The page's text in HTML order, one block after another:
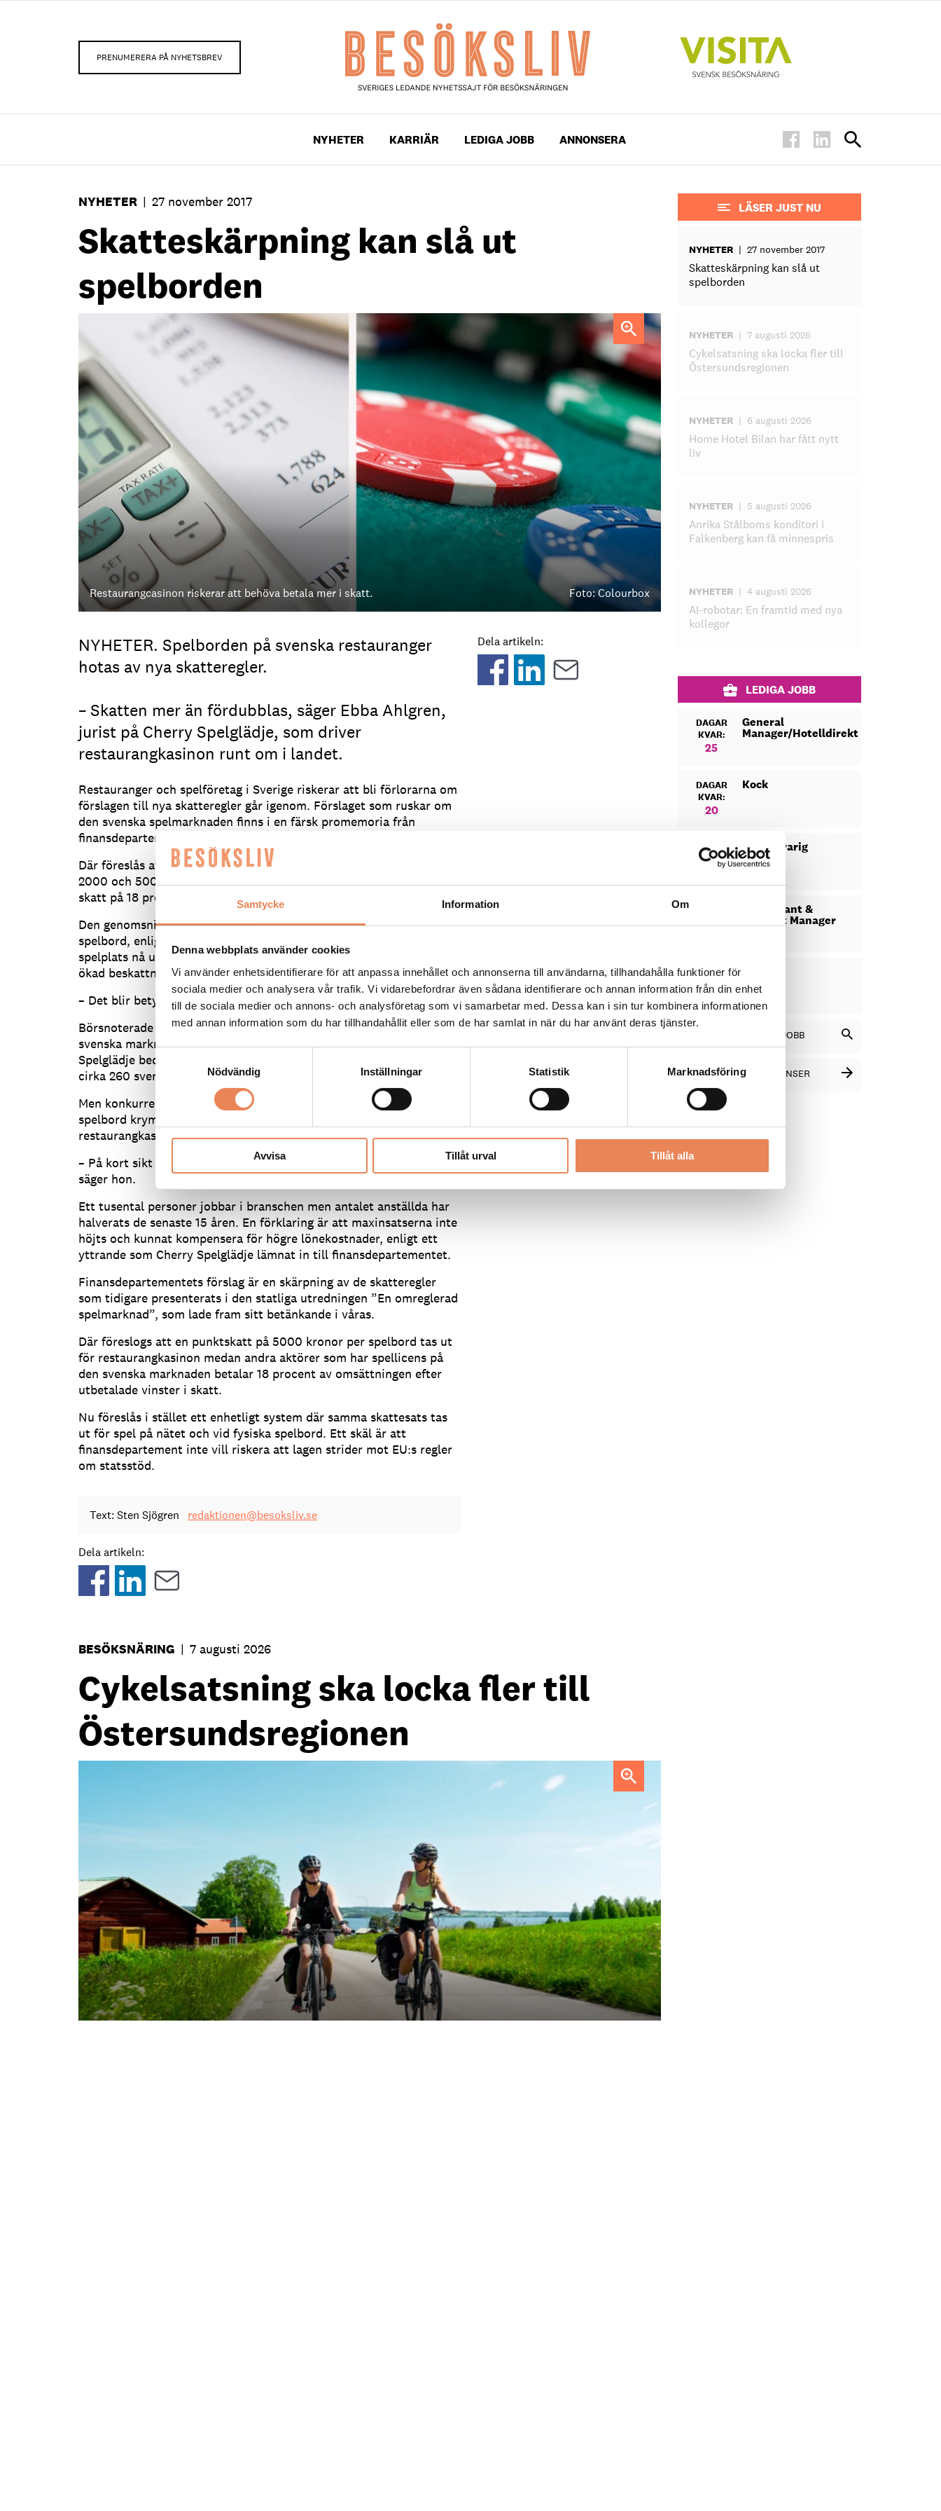
Samtycke Information Om
Denna webbplats använder cookies
Vi använder enhetsidentifierare för att anpassa innehållet och annonserna till användarna, tillhandahålla funktioner för
sociala medier och analysera vår trafik. Vi vidarebefordrar även sådana identifierare och annan information från din enhet
till de sociala medier och annons- och analysföretag som vi samarbetar med. Dessa kan i sin tur kombinera informationen
med annan information som du har tillhandahållit eller som de har samlat in när du har använt deras tjänster.
Nödvändig
Inställningar Statistik Marknadsföring
Avvisa Tillåt urval Tillåt alla
PRENUMERERA PÅ NYHETSBREV
NYHETER KARRIÄR LEDIGA JOBB ANNONSERA
NYHETER | 27 november 2017
Skatteskärpning kan slå ut
spelborden
Restaurangcasinon riskerar att behöva betala mer i skatt. Foto: Colourbox
NYHETER. Spelborden på svenska restauranger
hotas av nya skatteregler.
– Skatten mer än fördubblas, säger Ebba Ahlgren,
jurist på Cherry Spelglädje, som driver
restaurangkasinon runt om i landet.
Restauranger och spelföretag i Sverige riskerar att bli förlorarna om
förslagen till nya skatteregler går igenom. Förslaget som ruskar om
den svenska spelmarknaden finns i en färsk promemoria från
finansdepartementet.
Där föreslås att punktskatten för restaurangkasinon – i dag mellan
2000 och 5000 per spelbord i månaden – avskaffas. Istället ska en
skatt på 18 procent av spelintäkterna tas ut.
Den genomsnittliga skatt som betalas ligger i dag på 2 500 per
spelbord, enligt Ebba Ahlgren. Samtidigt kan omsättningen per
spelplats nå upp i hundratusen, vilket skulle innebära en kraftigt
ökad beskattning.
– Det blir betydligt mer i skatt, säger Ebba Ahlgren.
Börsnoterade spelföretaget Cherry står för 60 procent av den
svenska marknaden för restaurangkasinon. Dotterbolaget Cherry
Spelglädje bedriver kasinospel, som Black Jack och Roulette, på
cirka 260 svenska restauranger, nattklubbar och hotell.
Men konkurrensen från nätkasinon gör att marknaden för fysiska
spelbord krymper. Hårdare skatteregler är ett allvarligt hot mot
restaurangkasinona, enligt Ebba Ahlgren.
– På kort sikt klarar vi oss men på lång sikt kan vi inte överleva,
säger hon.
Ett tusental personer jobbar i branschen men antalet anställda har
halverats de senaste 15 åren. En förklaring är att maxinsatserna inte
höjts och kunnat kompensera för högre lönekostnader, enligt ett
yttrande som Cherry Spelglädje lämnat in till finansdepartementet.
Finansdepartementets förslag är en skärpning av de skatteregler
som tidigare presenterats i den statliga utredningen ”En omreglerad
spelmarknad”, som lade fram sitt betänkande i våras.
Där föreslogs att en punktskatt på 5000 kronor per spelbord tas ut
för restaurangkasinon medan andra aktörer som har spellicens på
den svenska marknaden betalar 18 procent av omsättningen efter
utbetalade vinster i skatt.
Nu föreslås i stället ett enhetligt system där samma skattesats tas
ut för spel på nätet och vid fysiska spelbord. Ett skäl är att
finansdepartement inte vill riskera att lagen strider mot EU:s regler
om statsstöd.
Text: Sten Sjögren redaktionen@besoksliv.se
Dela artikeln:
Dela artikeln:
BESÖKSNÄRING | 7 augusti 2026
Cykelsatsning ska locka fler till
Östersundsregionen
LÄSER JUST NU
NYHETER | 27 november 2017
Skatteskärpning kan slå ut
spelborden
NYHETER | 7 augusti 2026
Cykelsatsning ska locka fler till
Östersundsregionen
NYHETER | 6 augusti 2026
Home Hotel Bilan har fått nytt
liv
NYHETER | 5 augusti 2026
Anrika Stålboms konditori i
Falkenberg kan få minnespris
NYHETER | 4 augusti 2026
AI-robotar: En framtid med nya
kollegor
LEDIGA JOBB
DAGAR
KVAR:
25
General
Manager/Hotelldirektör
DAGAR
KVAR:
20
Kock
DAGAR
KVAR:
Säljansvarig
Restaurant &
Banquet Manager
DAGAR
KVAR:
10
SÖK BLAND LEDIGA JOBB
SE FLER PLATSANNONSER